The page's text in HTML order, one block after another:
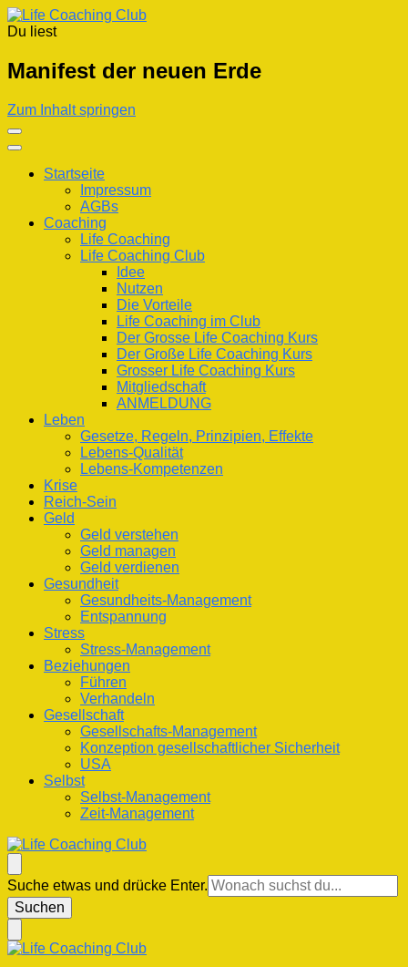
Du liest
Manifest der neuen Erde
Zum Inhalt springen
Startseite
Impressum
AGBs
Coaching
Life Coaching
Life Coaching Club
Idee
Nutzen
Die Vorteile
Life Coaching im Club
Der Grosse Life Coaching Kurs
Der Große Life Coaching Kurs
Grosser Life Coaching Kurs
Mitgliedschaft
ANMELDUNG
Leben
Gesetze, Regeln, Prinzipien, Effekte
Lebens-Qualität
Lebens-Kompetenzen
Krise
Reich-Sein
Geld
Geld verstehen
Geld managen
Geld verdienen
Gesundheit
Gesundheits-Management
Entspannung
Stress
Stress-Management
Beziehungen
Führen
Verhandeln
Gesellschaft
Gesellschafts-Management
Konzeption gesellschaftlicher Sicherheit
USA
Selbst
Selbst-Management
Zeit-Management
Life Coaching Club
Für Deine Lebenskompetenz
Suchst
du
nach
Suche etwas und drücke Enter.